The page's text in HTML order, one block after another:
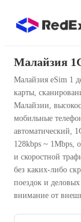
Малайзия
Малайзия eSim 1
карты,
Малайзии,
мобильные
автоматический,
128kbps ~ 1Mbps,
и скоростной
без каких-либо
поездок и
внимание от